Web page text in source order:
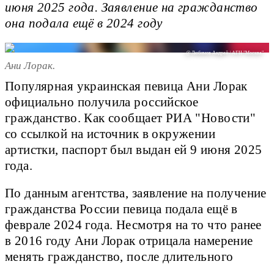
июня 2025 года. Заявление на гражданство
она подала ещё в 2024 году
@ Любимов Андрей / АГН "Москва"
Ани Лорак.
Популярная украинская певица Ани Лорак
официально получила российское
гражданство. Как сообщает РИА "Новости"
со ссылкой на источник в окружении
артистки, паспорт был выдан ей 9 июня 2025
года.
По данным агентства, заявление на получение
гражданства России певица подала ещё в
феврале 2024 года. Несмотря на то что ранее
в 2016 году Ани Лорак отрицала намерение
менять гражданство, после длительного